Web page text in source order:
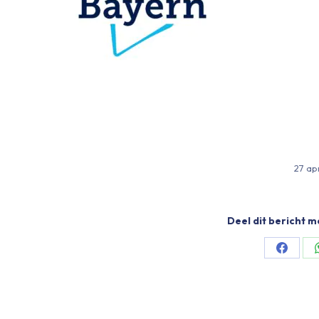
27
Deel dit bericht
Share